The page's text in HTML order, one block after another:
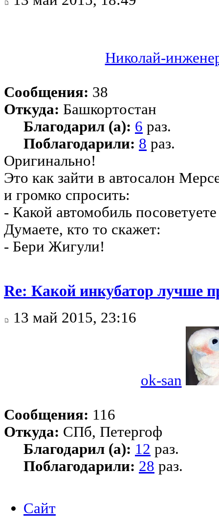
Николай-
Сообщения: 38
Откуда: Башкортостан
Благодарил (а): 6 раз.
Поблагодарили: 8 раз.
Оригинально!
Это как зайти в автосалон
и громко спросить:
- Какой автомобиль
Думаете, кто то скажет:
- Бери Жигули!
Re: Какой инкубатор лучше
13 май 2015, 23:16
ok-san
Сообщения: 116
Откуда: СПб, Петергоф
Благодарил (а): 12 раз.
Поблагодарили: 28 раз.
Сайт